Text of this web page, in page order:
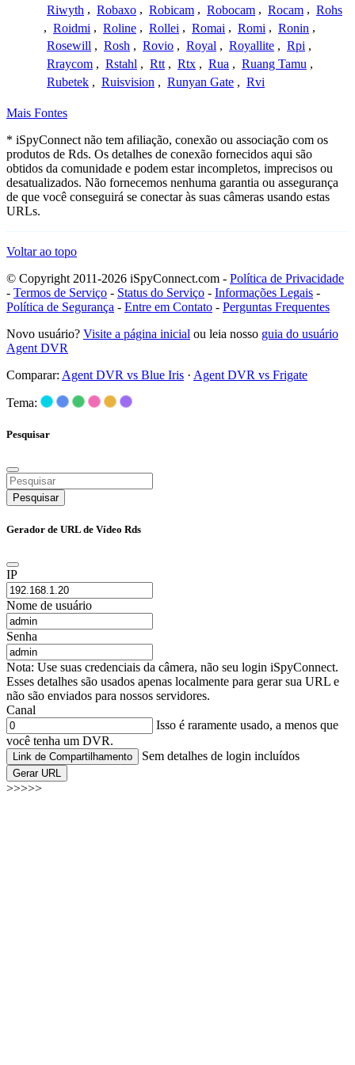
Riwyth , Robaxo , Robicam , Robocam , Rocam , Rohs
, Roidmi , Roline , Rollei , Romai , Romi , Ronin ,
Rosewill , Rosh , Rovio , Royal , Royallite , Rpi ,
Rraycom , Rstahl , Rtt , Rtx , Rua , Ruang Tamu ,
Rubetek , Ruisvision , Runyan Gate , Rvi
Mais Fontes
* iSpyConnect não tem afiliação, conexão ou associação com os
produtos de Rds. Os detalhes de conexão fornecidos aqui são
obtidos da comunidade e podem estar incompletos, imprecisos ou
desatualizados. Não fornecemos nenhuma garantia ou assegurança
de que você conseguirá se conectar às suas câmeras usando estas
URLs.
Voltar ao topo
© Copyright 2011-2026 iSpyConnect.com - Política de Privacidade
- Termos de Serviço - Status do Serviço - Informações Legais -
Política de Segurança - Entre em Contato - Perguntas Frequentes
Novo usuário? Visite a página inicial ou leia nosso guia do usuário
Agent DVR
Comparar: Agent DVR vs Blue Iris · Agent DVR vs Frigate
Tema:
Pesquisar
Pesquisar
Gerador de URL de Vídeo Rds
IP
Nome de usuário
Senha
Nota: Use suas credenciais da câmera, não seu login iSpyConnect.
Esses detalhes são usados apenas localmente para gerar sua URL e
não são enviados para nossos servidores.
Canal
Isso é raramente usado, a menos que
você tenha um DVR.
Link de Compartilhamento Sem detalhes de login incluídos
Gerar URL
>>>>>